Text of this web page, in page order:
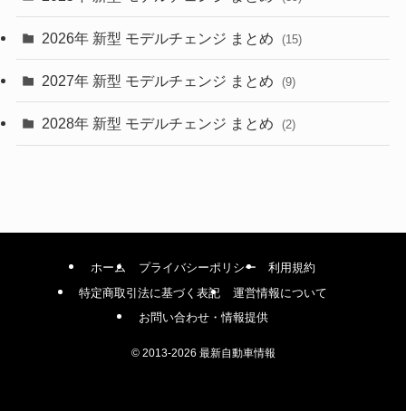
(4)
(1)
2026年 新型 モデルチェンジ まとめ (15)
2027年 新型 モデルチェンジ まとめ (9)
2028年 新型 モデルチェンジ まとめ (2)
ホーム プライバシーポリシー
利用規約
特定商取引法に基づく表記
運営情報について
お問い合わせ・情報提供
©2013-2026 最新自動車情報